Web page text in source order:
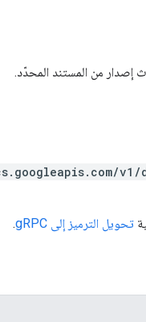
إصدار من المستند المحدّد.
v1/
تحويل الترميز إلى gRPC .